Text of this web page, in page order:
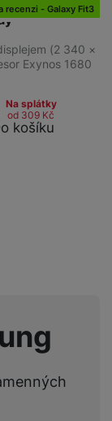
recenzi - Galaxy Fit3
(2 340 ×
Exynos 1680
Na splátky
od 309 Kč
košíku